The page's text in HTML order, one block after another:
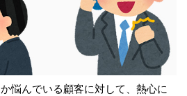
悩んでいる顧客に対して、熱心に